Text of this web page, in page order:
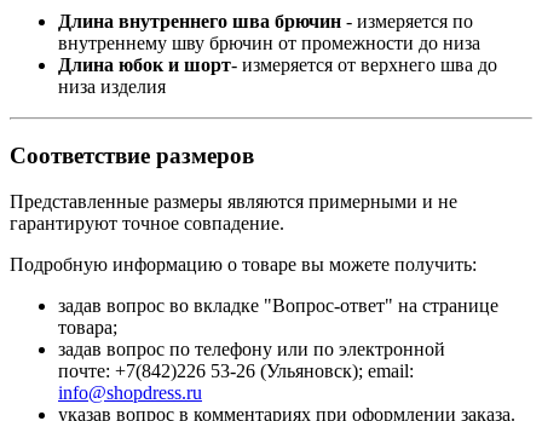
Длина внутреннего шва брючин - измеряется по
внутреннему шву брючин от промежности до низа
Длина юбок и шорт- измеряется от верхнего шва до
низа изделия
Соответствие размеров
Представленные размеры являются примерными и не
гарантируют точное совпадение.
Подробную информацию о товаре вы можете получить:
задав вопрос во вкладке "Вопрос-ответ" на странице
товара;
задав вопрос по телефону или по электронной
почте: +7(842)226 53-26 (Ульяновск); email:
info@shopdress.ru
указав вопрос в комментариях при оформлении заказа.